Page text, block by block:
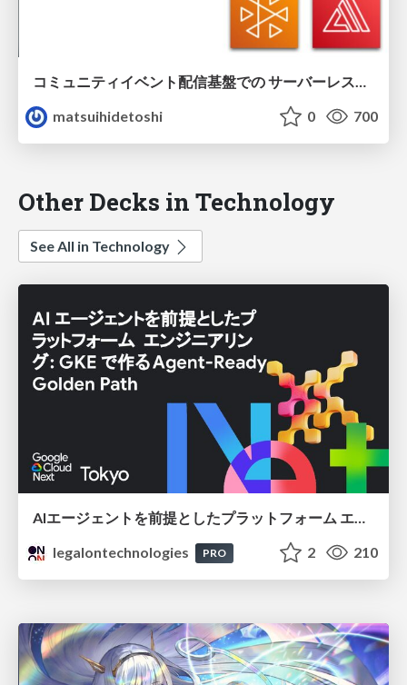
コミュニティイベント配信基盤での サーバーレスアーキテクチャ実践
matsuihidetoshi
0 700
Other Decks in Technology
See All in Technology
legalontechnologies
PRO 2 210